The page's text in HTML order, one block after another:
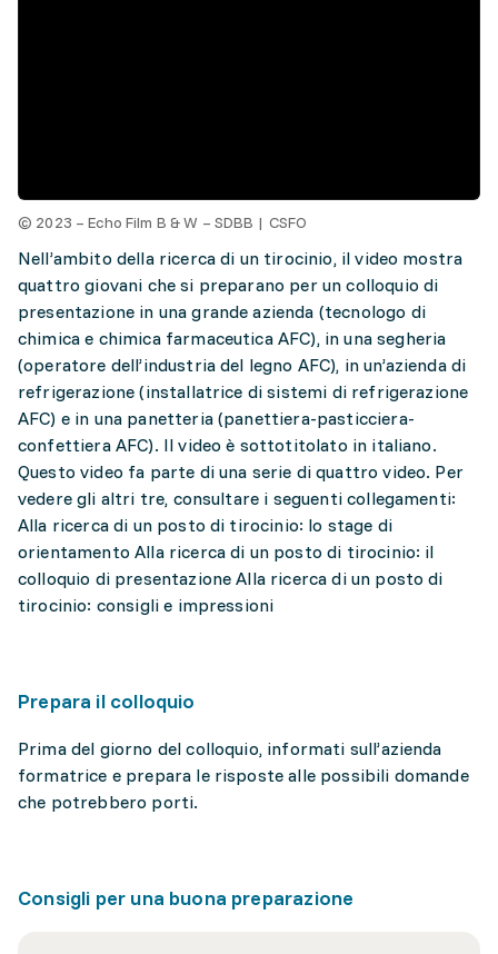
© 2023 – Echo Film B & W – SDBB | CSFO
Nell’ambito della ricerca di un tirocinio, il video mostra
quattro giovani che si preparano per un colloquio di
presentazione in una grande azienda (tecnologo di
chimica e chimica farmaceutica AFC), in una segheria
(operatore dell’industria del legno AFC), in un’azienda di
refrigerazione (installatrice di sistemi di refrigerazione
AFC) e in una panetteria (panettiera-pasticciera-
confettiera AFC). Il video è sottotitolato in italiano.
Questo video fa parte di una serie di quattro video. Per
vedere gli altri tre, consultare i seguenti collegamenti:
Alla ricerca di un posto di tirocinio: lo stage di
orientamento Alla ricerca di un posto di tirocinio: il
colloquio di presentazione Alla ricerca di un posto di
tirocinio: consigli e impressioni
Prepara il colloquio
Prima del giorno del colloquio, informati sull’azienda
formatrice e prepara le risposte alle possibili domande
che potrebbero porti.
Consigli per una buona preparazione